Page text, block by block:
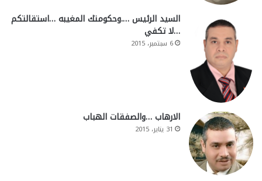
السيد الرئيس ….وحكومتك المغيبه …استقالتكم
…لا تكفي
6 سبتمبر، 2015
الارهاب …والصفقات الهباب
31 يناير، 2015